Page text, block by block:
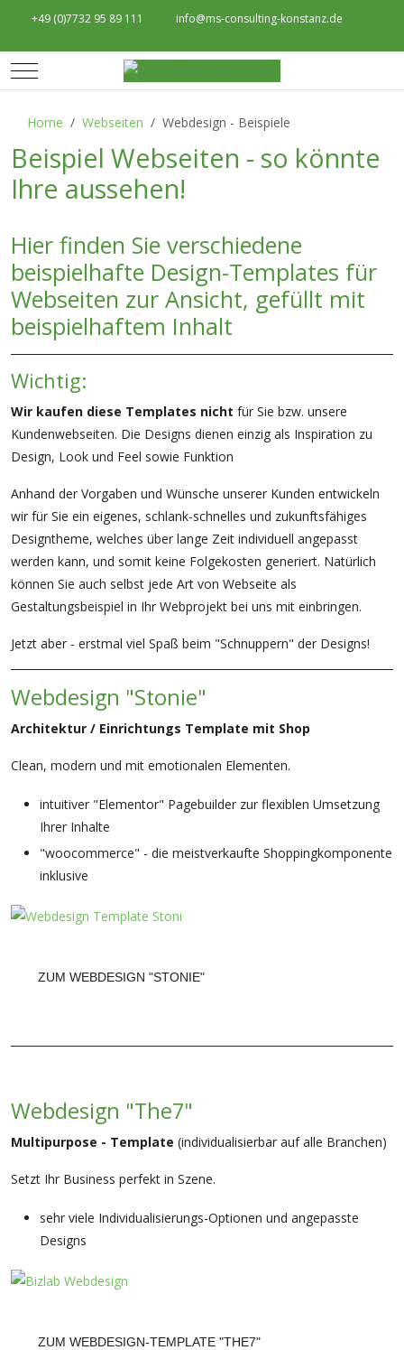
+49 (0)7732 95 89 111 info@ms-consulting-konstanz.de
Mobile Menu Toggle
Home Webseiten Webdesign - Beispiele
Beispiel Webseiten - so könnte
Ihre aussehen!
Hier finden Sie verschiedene
beispielhafte Design-Templates für
Webseiten zur Ansicht, gefüllt mit
beispielhaftem Inhalt
Wichtig:
Wir kaufen diese Templates nicht für Sie bzw. unsere
Kundenwebseiten. Die Designs dienen einzig als Inspiration zu
Design, Look und Feel sowie Funktion
Anhand der Vorgaben und Wünsche unserer Kunden entwickeln
wir für Sie ein eigenes, schlank-schnelles und zukunftsfähiges
Designtheme, welches über lange Zeit individuell angepasst
werden kann, und somit keine Folgekosten generiert. Natürlich
können Sie auch selbst jede Art von Webseite als
Gestaltungsbeispiel in Ihr Webprojekt bei uns mit einbringen.
Jetzt aber - erstmal viel Spaß beim "Schnuppern" der Designs!
Webdesign "Stonie"
Architektur / Einrichtungs Template mit Shop
Clean, modern und mit emotionalen Elementen.
intuitiver "Elementor" Pagebuilder zur flexiblen Umsetzung
Ihrer Inhalte
"woocommerce" - die meistverkaufte Shoppingkomponente
inklusive
ZUM WEBDESIGN "STONIE"
Webdesign "The7"
Multipurpose - Template (individualisierbar auf alle Branchen)
Setzt Ihr Business perfekt in Szene.
sehr viele Individualisierungs-Optionen und angepasste
Designs
ZUM WEBDESIGN-TEMPLATE "THE7"